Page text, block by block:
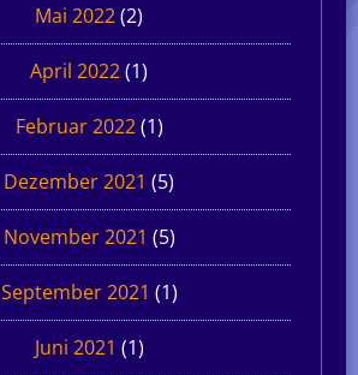
Mai 2022(2)
April 2022(1)
Februar 2022(1)
Dezember 2021 (5)
November 2021 (5)
September 2021 (1)
Juni 2021 (1)